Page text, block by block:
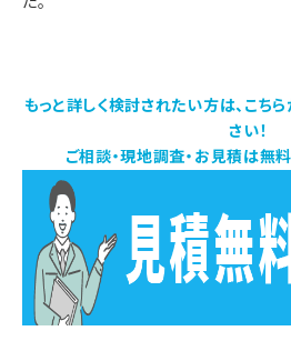
もっと詳しく検討されたい方は、こち
さい！
ご相談・現地調査・お見積は無